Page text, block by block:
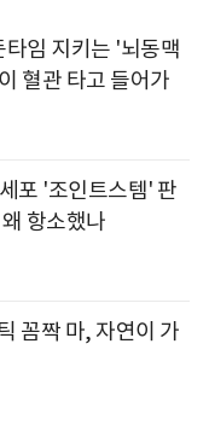
임 지키는 '뇌동맥
혈관 타고 들어가
포 '조인트스템' 판
항소했나
꼼짝 마, 자연이 가